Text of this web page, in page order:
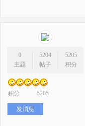
0
主题
5204
帖子
5205
积分
积分 5205
发消息